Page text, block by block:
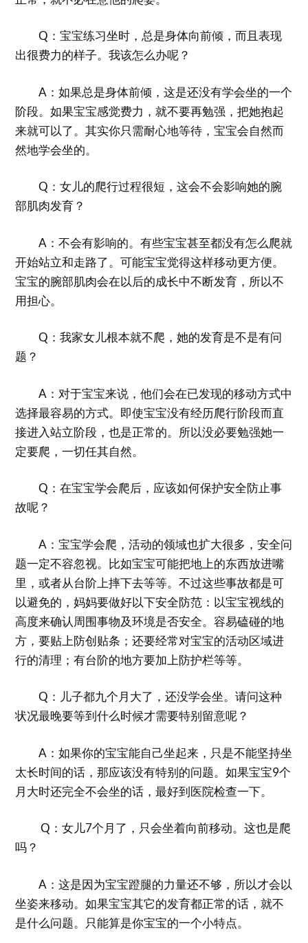
Q：宝宝练习坐时，总是身体向前倾，而且表现
出很费力的样子。我该怎么办呢？
A：如果总是身体前倾，这是还没有学会坐的一个
阶段。如果宝宝感觉费力，就不要再勉强，把她抱起
来就可以了。其实你只需耐心地等待，宝宝会自然而
然地学会坐的。
Q：女儿的爬行过程很短，这会不会影响她的腕
部肌肉发育？
A：不会有影响的。有些宝宝甚至都没有怎么爬就
开始站立和走路了。可能宝宝觉得这样移动更方便。
宝宝的腕部肌肉会在以后的成长中不断发育，所以不
用担心。
Q：我家女儿根本就不爬，她的发育是不是有问
题？
A：对于宝宝来说，他们会在已发现的移动方式中
选择最容易的方式。即使宝宝没有经历爬行阶段而直
接进入站立阶段，也是正常的。所以没必要勉强她一
定要爬，一切任其自然。
Q：在宝宝学会爬后，应该如何保护安全防止事
故呢？
A：宝宝学会爬，活动的领域也扩大很多，安全问
题一定不容忽视。比如宝宝可能把地上的东西放进嘴
里，或者从台阶上摔下去等等。不过这些事故都是可
以避免的，妈妈要做好以下安全防范：以宝宝视线的
高度来确认周围事物及环境是否安全。容易磕碰的地
方，要贴上防创贴条；还要经常对宝宝的活动区域进
行的清理；有台阶的地方要加上防护栏等等。
Q：儿子都九个月大了，还没学会坐。请问这种
状况最晚要等到什么时候才需要特别留意呢？
A：如果你的宝宝能自己坐起来，只是不能坚持坐
太长时间的话，那应该没有特别的问题。如果宝宝9个
月大时还完全不会坐的话，最好到医院检查一下。
Q：女儿7个月了，只会坐着向前移动。这也是爬
吗？
A：这是因为宝宝蹬腿的力量还不够，所以才会以
坐姿来移动。如果宝宝其它的发育都正常的话，就不
是什么问题。只能算是你宝宝的一个小特点。